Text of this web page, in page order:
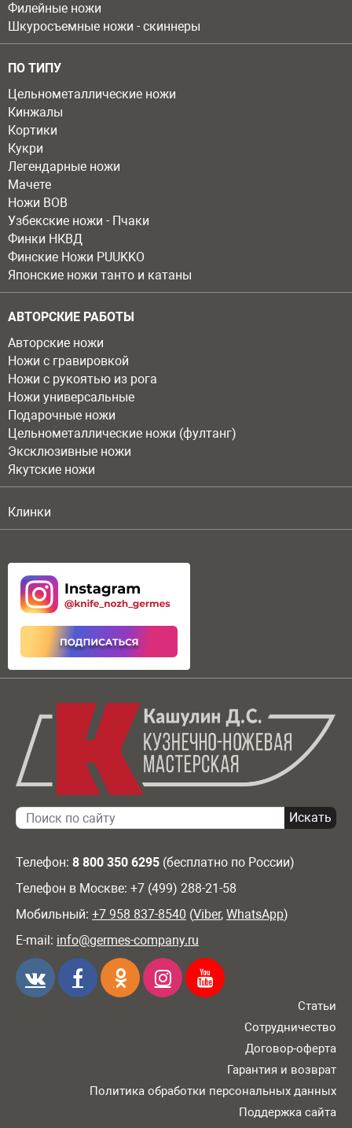
Филейные ножи
Шкуросъемные ножи - скиннеры
ПО ТИПУ
Цельнометаллические ножи
Кинжалы
Кортики
Кукри
Легендарные ножи
Мачете
Ножи ВОВ
Узбекские ножи - Пчаки
Финки НКВД
Финские Ножи PUUKKO
Японские ножи танто и катаны
АВТОРСКИЕ РАБОТЫ
Авторские ножи
Ножи с гравировкой
Ножи с рукоятью из рога
Ножи универсальные
Подарочные ножи
Цельнометаллические ножи (фултанг)
Эксклюзивные ножи
Якутские ножи
Клинки
Телефон: 8 800 350 6295 (бесплатно по России)
Телефон в Москве: +7 (499) 288-21-58
Мобильный: +7 958 837-8540 (Viber, WhatsApp)
E-mail: info@germes-company.ru
Статьи
Сотрудничество
Договор-оферта
Гарантия и возврат
Политика обработки персональных данных
Поддержка сайта